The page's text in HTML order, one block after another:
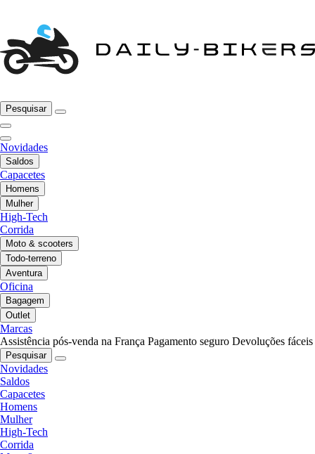
Pesquisar
Novidades
Saldos
Capacetes
Homens
Mulher
High-Tech
Corrida
Moto & scooters
Todo-terreno
Aventura
Oficina
Bagagem
Outlet
Marcas
Assistência pós-venda na França Pagamento seguro Devoluções fáceis
Pesquisar
Novidades
Saldos
Capacetes
Homens
Mulher
High-Tech
Corrida